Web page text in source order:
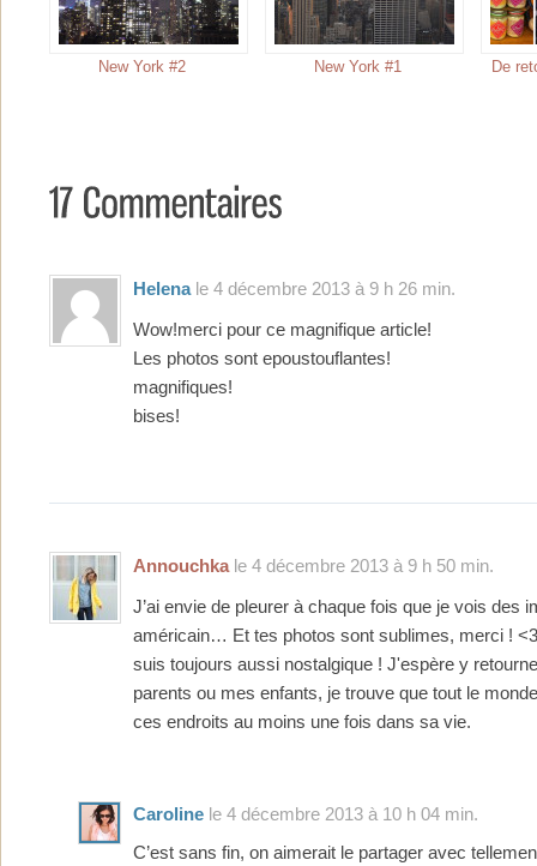
New York #2 New York #1 De
Helenale 4 décembre 2013 à 9 h 26 min.
Wow!merci pour ce magnifique article!
Les photos sont epoustouflantes!
magnifiques!
bises!
Annouchkale 4 décembre 2013 à 9 h 50 min.
J’ai envie de pleurer à chaque fois que je vois des
américain… Et tes photos sont sublimes, merci !
suis toujours aussi nostalgique ! J'espère y
parents ou mes enfants, je trouve que tout le
ces endroits au moins une fois dans sa vie.
Caroline le 4 décembre 2013 à 10 h 04 min.
C’est sans fin, on aimerait le partager avec